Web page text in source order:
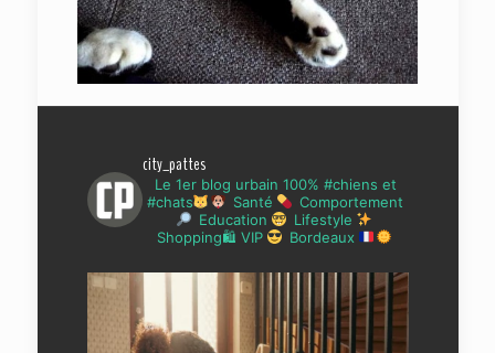
city_pattes
Le 1er blog urbain 100% #chiens et
#chats
Santé
Comportement
Education
Lifestyle
Shopping🛍 VIP
Bordeaux